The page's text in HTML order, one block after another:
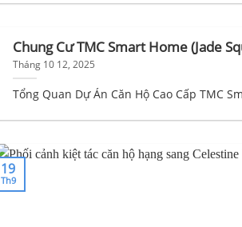
Chung Cư TMC Smart Home (Jade
Tháng 10 12, 2025
Tổng Quan Dự Án Căn Hộ Cao Cấp TMC
19
Th9